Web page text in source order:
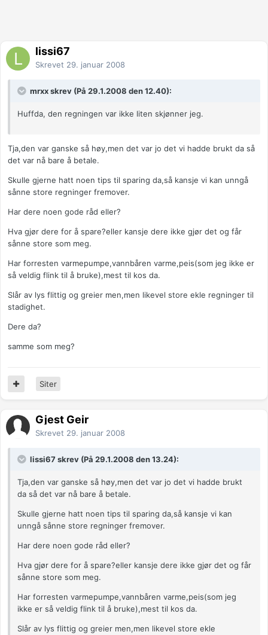
lissi67
Skrevet 29. januar 2008
mrxx skrev (På 29.1.2008 den 12.40):
Huffda, den regningen var ikke liten skjønner jeg.
Tja,den var ganske så høy,men det var jo det vi hadde brukt da så
det var nå bare å betale.
Skulle gjerne hatt noen tips til sparing da,så kansje vi kan unngå
sånne store regninger fremover.
Har dere noen gode råd eller?
Hva gjør dere for å spare?eller kansje dere ikke gjør det og får
sånne store som meg.
Har forresten varmepumpe,vannbåren varme,peis(som jeg ikke er
så veldig flink til å bruke),mest til kos da.
Slår av lys flittig og greier men,men likevel store ekle regninger til
stadighet.
Dere da?
samme som meg?
Siter
Gjest Geir
Skrevet 29. januar 2008
lissi67 skrev (På 29.1.2008 den 13.24):
Tja,den var ganske så høy,men det var jo det vi hadde brukt
da så det var nå bare å betale.
Skulle gjerne hatt noen tips til sparing da,så kansje vi kan
unngå sånne store regninger fremover.
Har dere noen gode råd eller?
Hva gjør dere for å spare?eller kansje dere ikke gjør det og får
sånne store som meg.
Har forresten varmepumpe,vannbåren varme,peis(som jeg
ikke er så veldig flink til å bruke),mest til kos da.
Slår av lys flittig og greier men,men likevel store ekle